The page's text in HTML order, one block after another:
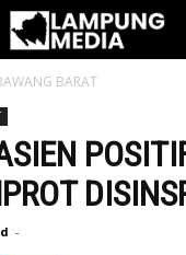
BARAT
-